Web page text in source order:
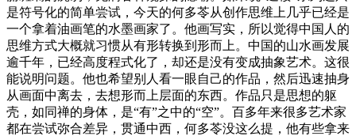
是符号化的简单尝试，今天的何多苓从创作思维上几乎已经是
一个拿着油画笔的水墨画家了。他画写实，所以觉得中国人的
思维方式大概就习惯从有形转换到形而上。中国的山水画发展
逾千年，已经高度程式化了，却还是没有变成抽象艺术。这很
能说明问题。他也希望别人看一眼自己的作品，然后迅速抽身
从画面中离去，去想形而上层面的东西。作品只是思想的躯
壳，如同禅的身体，是“有”之中的“空”。百多年来很多艺术家
都在尝试弥合差异，贯通中西，何多苓没这么提，他有些拿来